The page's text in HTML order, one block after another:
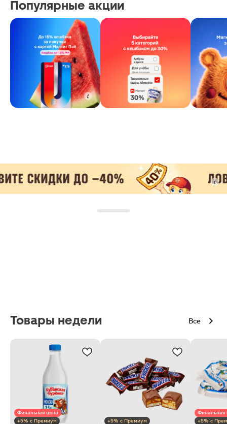
Популярные акции
Товары недели Все
Финальная цена
+5% с Премиум
+5% с Премиум
Финальная
+5% с